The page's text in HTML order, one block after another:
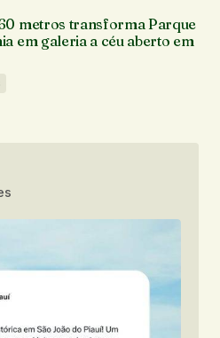
metros transforma Parque
em galeria a céu aberto em